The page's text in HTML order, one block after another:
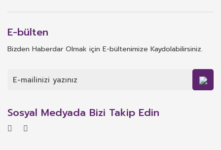
E-bülten
Bizden Haberdar Olmak için E-bültenimize Kaydolabilirsiniz.
Sosyal Medyada Bizi Takip Edin